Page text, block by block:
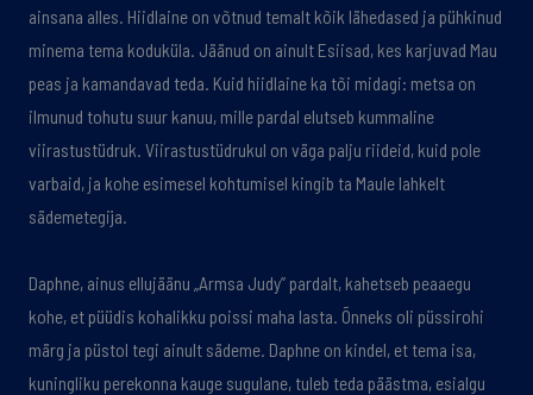
ainsana alles. Hiidlaine on võtnud temalt kõik lähedased ja pühkinud
minema tema koduküla. Jäänud on ainult Esiisad, kes karjuvad Mau
peas ja kamandavad teda. Kuid hiidlaine ka tõi midagi: metsa on
ilmunud tohutu suur kanuu, mille pardal elutseb kummaline
viirastustüdruk. Viirastustüdrukul on väga palju riideid, kuid pole
varbaid, ja kohe esimesel kohtumisel kingib ta Maule lahkelt
sädemetegija.
Daphne, ainus ellujäänu „Armsa Judy” pardalt, kahetseb peaaegu
kohe, et püüdis kohalikku poissi maha lasta. Õnneks oli püssirohi
märg ja püstol tegi ainult sädeme. Daphne on kindel, et tema isa,
kuningliku perekonna kauge sugulane, tuleb teda päästma, esialgu